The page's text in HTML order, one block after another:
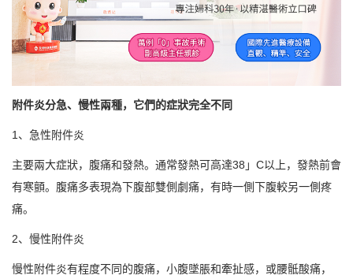
附件炎分急、慢性兩種，它們的症狀完全不同
1、急性附件炎
主要兩大症狀，腹痛和發熱。通常發熱可高達38」C以上，發熱前會
有寒顫。腹痛多表現為下腹部雙側劇痛，有時一側下腹較另一側疼
痛。
2、慢性附件炎
慢性附件炎有程度不同的腹痛，小腹墜脹和牽扯感，或腰骶酸痛，